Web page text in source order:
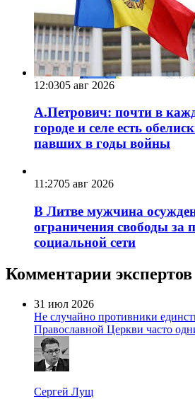
12:0305 авг 2026
А.Петрович: почти в
городе и селе есть
павших в годы войны
11:2705 авг 2026
В Литве мужчина
ограничения свободы за
социальной сети
Комментарии экспертов
31 июл 2026
Не случайно противники
Православной Церкви часто
Сергей Лущ